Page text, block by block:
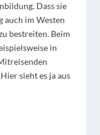
Dass sie
auch im Westen
bestreiten. Beim
in
sieht es ja aus